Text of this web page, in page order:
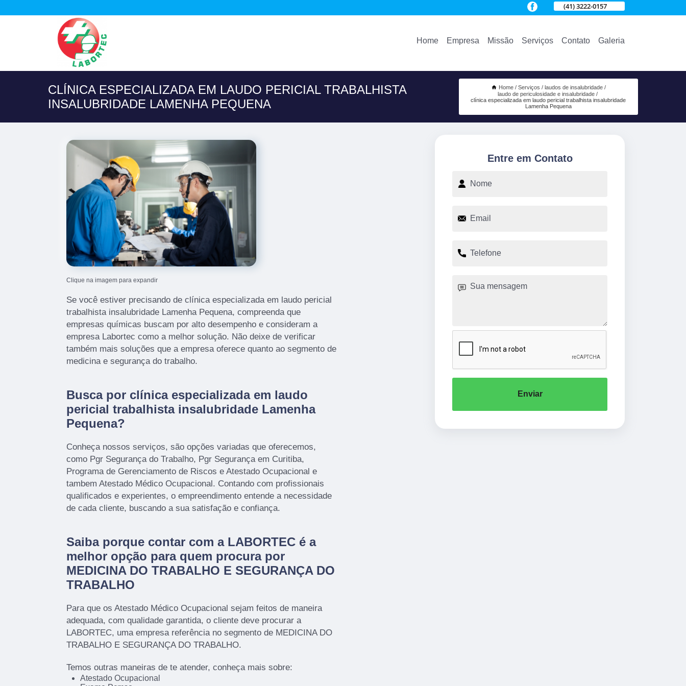
(41) 3222-0157
Home Empresa Missão Serviços Contato Galeria
CLÍNICA ESPECIALIZADA EM LAUDO PERICIAL TRABALHISTA
INSALUBRIDADE LAMENHA PEQUENA
Home Serviços
laudos de insalubridade
laudo de periculosidade e insalubridade
clínica especializada em laudo pericial trabalhista insalubridade
Lamenha Pequena
Clique na imagem para expandir
Se você estiver precisando de clínica especializada em laudo pericial
trabalhista insalubridade Lamenha Pequena, compreenda que
empresas químicas buscam por alto desempenho e consideram a
empresa Labortec como a melhor solução. Não deixe de verificar
também mais soluções que a empresa oferece quanto ao segmento de
medicina e segurança do trabalho.
Busca por clínica especializada em laudo
pericial trabalhista insalubridade Lamenha
Pequena?
Conheça nossos serviços, são opções variadas que oferecemos,
como Pgr Segurança do Trabalho, Pgr Segurança em Curitiba,
Programa de Gerenciamento de Riscos e Atestado Ocupacional e
tambem Atestado Médico Ocupacional. Contando com profissionais
qualificados e experientes, o empreendimento entende a necessidade
de cada cliente, buscando a sua satisfação e confiança.
Saiba porque contar com a LABORTEC é a
melhor opção para quem procura por
MEDICINA DO TRABALHO E SEGURANÇA DO
TRABALHO
Para que os Atestado Médico Ocupacional sejam feitos de maneira
adequada, com qualidade garantida, o cliente deve procurar a
LABORTEC, uma empresa referência no segmento de MEDICINA DO
TRABALHO E SEGURANÇA DO TRABALHO.
Temos outras maneiras de te atender, conheça mais sobre:
Atestado Ocupacional
Entre em Contato
Enviar